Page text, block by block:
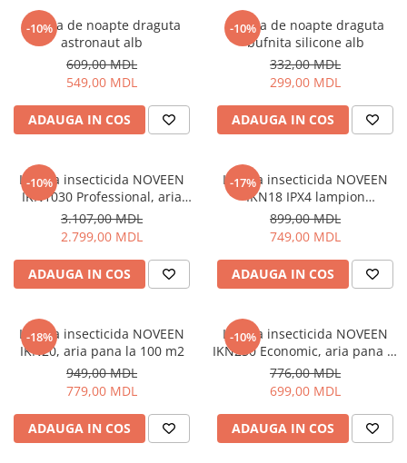
Friteuze
Gratare electrice
Prajitoare de paine
Ingrijire locuinta
Aparat de Spălat Geamuri
Aparate de curatat cu abur
Aspiratoare
Aspiratoare portabile
Ingrijire Personala
Aparate de ras
Aparate de tuns
Ondulatoare si Placi
Perii de coafat
Periute de dinti electrice si
Irigatoare
Uscatoare de par
Ingrijirea hainelor
Televizoare
Audio
Boxe cu Fir
Boxe Portabile
Boxe Smart
Microfoane
Radio Portabile
Echipamente de retea
Adaptoare
Routere Wi-Fi
Gaming
Accesorii si Articole Gaming
Console Gaming
Jocuri Console si PC
-10%
Lampa de noapte draguta
astronaut alb
609,00 MDL
549,00 MDL
ADAUGA IN COS
-10%
Lampa de noapte draguta
bufnita silicone alb
332,00 MDL
299,00 MDL
ADAUGA IN COS
-10%
Lampa insecticida NOVEEN
IKN1030 Professional, aria
pana la 100 m2, Argintiu
3.107,00 MDL
2.799,00 MDL
ADAUGA IN COS
-17%
Lampa insecticida NOVEEN
IKN18 IPX4 lampion
profesional, aria pana la 100
m2
899,00 MDL
749,00 MDL
ADAUGA IN COS
-18%
Lampa insecticida NOVEEN
IKN20, aria pana la 100 m2
949,00 MDL
779,00 MDL
ADAUGA IN COS
-10%
Lampa insecticida NOVEEN
IKN230 Economic, aria pana la
60 m2
776,00 MDL
699,00 MDL
ADAUGA IN COS